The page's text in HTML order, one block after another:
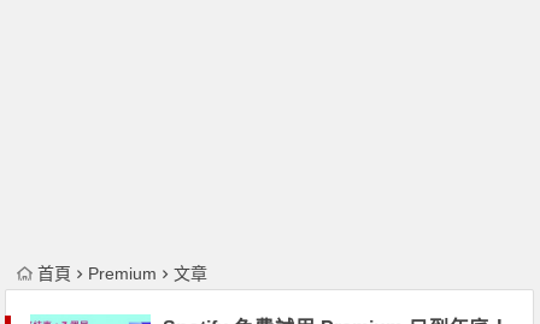
首頁 Premium 文章